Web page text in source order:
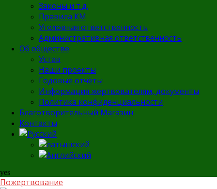
Законы и т.д.
Правила КМ
Уголовная ответственность
Административная ответственность
Об обществе
Устав
Наши проекты
Годовые отчёты
Информация жертвователям, документы
Политика конфиденциальности
Благотворительный Магазин
Контакты
yes
Пожертвование